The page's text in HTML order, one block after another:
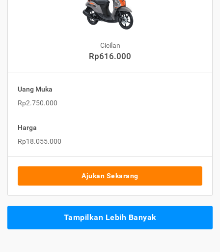
Cicilan
Rp616.000
Uang Muka
Rp2.750.000
Harga
Rp18.055.000
Ajukan Sekarang
Tampilkan Lebih Banyak